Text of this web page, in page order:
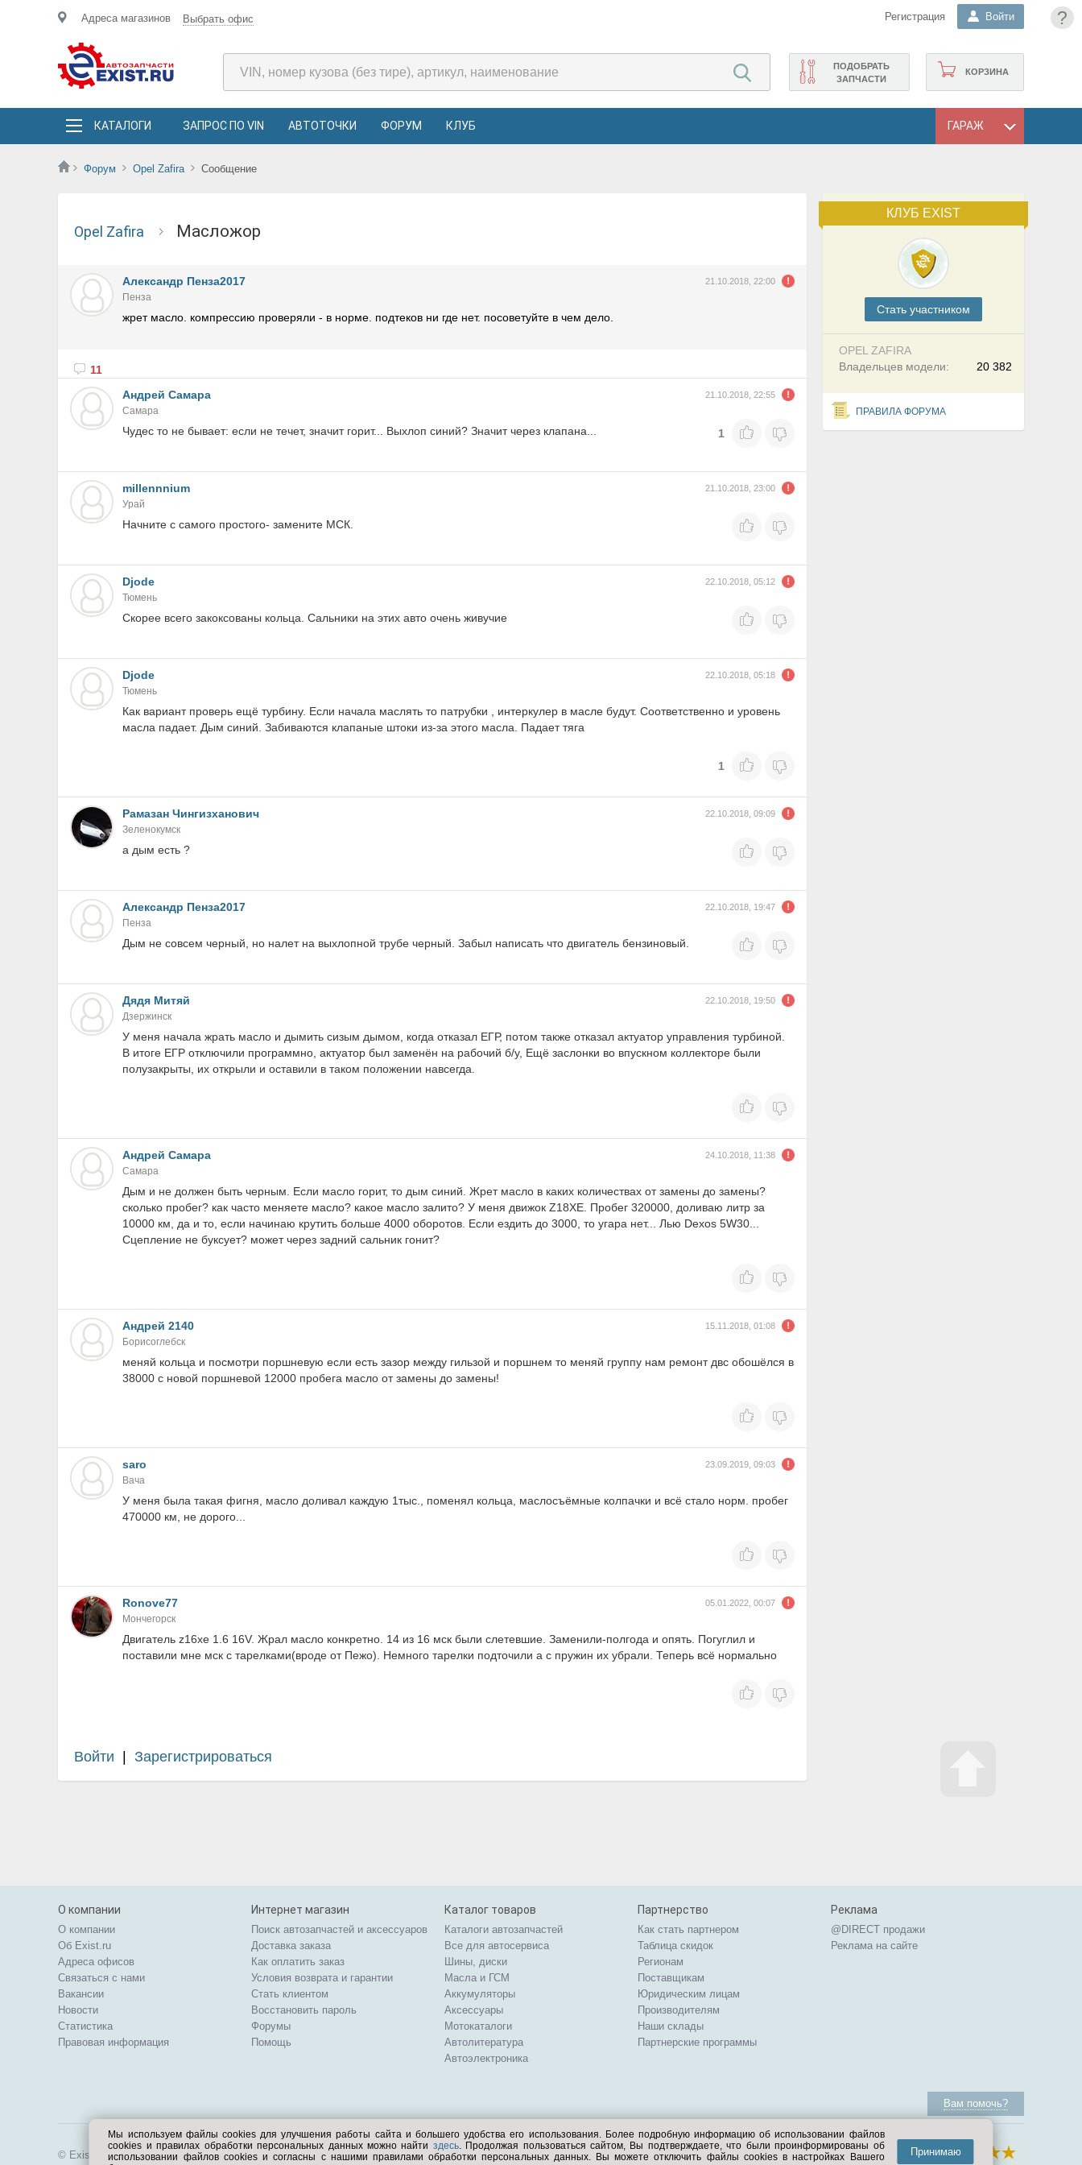
?
Адреса магазинов Выбрать офис Регистрация Войти
КОРЗИНА
ПОДОБРАТЬ
ЗАПЧАСТИ
КАТАЛОГИ ЗАПРОС ПО VIN АВТОТОЧКИ ФОРУМ КЛУБ ГАРАЖ
Форум Opel Zafira Сообщение
КЛУБ EXIST
Cтать участником
OPEL ZAFIRA
20 382
Владельцев модели:
ПРАВИЛА ФОРУМА
Opel Zafira масложор
Александр Пенза2017 21.10.2018, 22:00
Пенза
жрет масло. компрессию проверяли - в норме. подтеков ни где нет. посоветуйте в чем дело.
11
Андрей Самара
21.10.2018, 22:55
Самара
Чудес то не бывает: если не течет, значит горит... Выхлоп синий? Значит через клапана... 1
millennnium 21.10.2018, 23:00
Урай
Начните с самого простого- замените МСК.
Djode 22.10.2018, 05:12
Тюмень
Скорее всего закоксованы кольца. Сальники на этих авто очень живучие
Djode 22.10.2018, 05:18
Тюмень
Как вариант проверь ещё турбину. Если начала маслять то патрубки , интеркулер в масле будут. Соответственно и уровень
масла падает. Дым синий. Забиваются клапаные штоки из-за этого масла. Падает тяга
1
Рамазан Чингизханович 22.10.2018, 09:09
Зеленокумск
а дым есть ?
Александр Пенза2017 22.10.2018, 19:47
Пенза
Дым не совсем черный, но налет на выхлопной трубе черный. Забыл написать что двигатель бензиновый.
Дядя Митяй 22.10.2018, 19:50
Дзержинск
У меня начала жрать масло и дымить сизым дымом, когда отказал ЕГР, потом также отказал актуатор управления турбиной.
В итоге ЕГР отключили программно, актуатор был заменён на рабочий б/у, Ещё заслонки во впускном коллекторе были
полузакрыты, их открыли и оставили в таком положении навсегда.
Андрей Самара 24.10.2018, 11:38
Самара
Дым и не должен быть черным. Если масло горит, то дым синий. Жрет масло в каких количествах от замены до замены?
сколько пробег? как часто меняете масло? какое масло залито? У меня движок Z18XE. Пробег 320000, доливаю литр за
10000 км, да и то, если начинаю крутить больше 4000 оборотов. Если ездить до 3000, то угара нет... Лью Dexos 5W30...
Сцепление не буксует? может через задний сальник гонит?
Андрей 2140 15.11.2018, 01:08
Борисоглебск
меняй кольца и посмотри поршневую если есть зазор между гильзой и поршнем то меняй группу нам ремонт двс обошёлся в
38000 с новой поршневой 12000 пробега масло от замены до замены!
saro 23.09.2019, 09:03
Вача
У меня была такая фигня, масло доливал каждую 1тыс., поменял кольца, маслосъёмные колпачки и всё стало норм. пробег
470000 км, не дорого...
Ronove77 05.01.2022, 00:07
Мончегорск
Двигатель z16xe 1.6 16V. Жрал масло конкретно. 14 из 16 мск были слетевшие. Заменили-полгода и опять. Погуглил и
поставили мне мск с тарелками(вроде от Пежо). Немного тарелки подточили а с пружин их убрали. Теперь всё нормально
Войти Зарегистрироваться
О компании
О компании
Об Exist.ru
Адреса офисов
Связаться с нами
Вакансии
Новости
Статистика
Правовая информация
Интернет магазин
Поиск автозапчастей и аксессуаров
Доставка заказа
Как оплатить заказ
Условия возврата и гарантии
Стать клиентом
Восстановить пароль
Форумы
Помощь
Каталог товаров
Каталоги автозапчастей
Все для автосервиса
Шины, диски
Масла и ГСМ
Аккумуляторы
Аксессуары
Мотокаталоги
Автолитература
Автоэлектроника
Партнерство
Как стать партнером
Таблица скидок
Регионам
Поставщикам
Юридическим лицам
Производителям
Наши склады
Партнерские программы
Реклама
@DIRECT продажи
Реклама на сайте
Вам помочь?
© Exist.ru 1998—2026
Мы используем файлы cookies для улучшения работы сайта и большего удобства его использования. Более подробную информацию об использовании файлов
cookies и правилах обработки персональных данных можно найти здесь. Продолжая пользоваться сайтом, Вы подтверждаете, что были проинформированы об
использовании файлов cookies и согласны с нашими правилами обработки персональных данных. Вы можете отключить файлы cookies в настройках Вашего
Принимаю